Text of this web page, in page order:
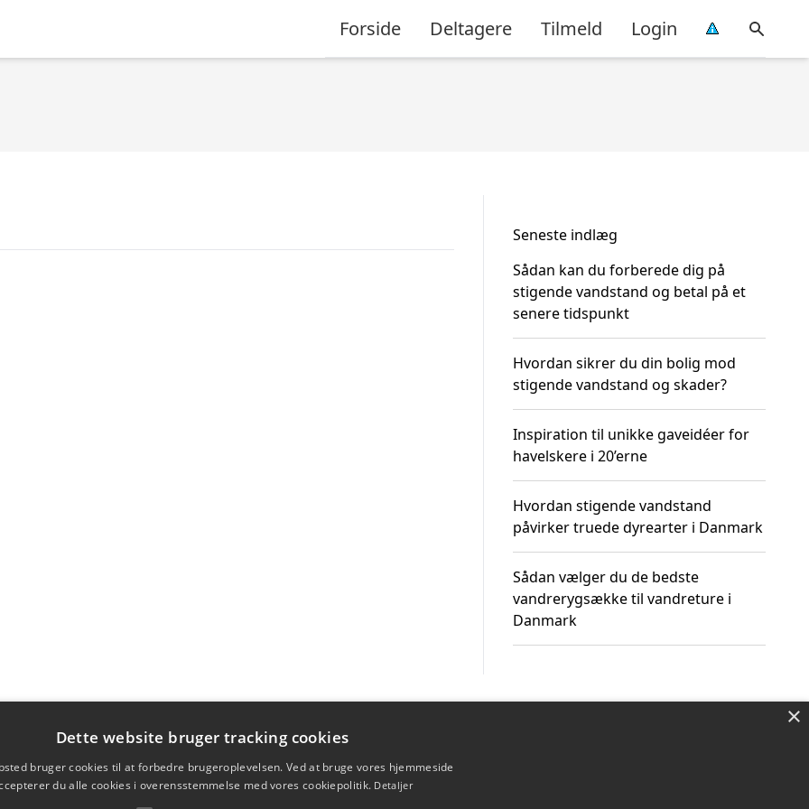
Forside Deltagere Tilmeld Login
Seneste indlæg
Sådan kan du forberede dig på
stigende vandstand og betal på et
senere tidspunkt
Hvordan sikrer du din bolig mod
stigende vandstand og skader?
Inspiration til unikke gaveidéer for
havelskere i 20’erne
Hvordan stigende vandstand
påvirker truede dyrearter i Danmark
Sådan vælger du de bedste
vandrerygsække til vandreture i
Danmark
×
Dette website bruger tracking cookies
bruger cookies til at forbedre brugeroplevelsen. Ved at bruge vores hjemmeside
du alle cookies i overensstemmelse med vores cookiepolitik. Detaljer